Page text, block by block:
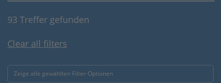
93 Treffer gefunden
Clear all filters
Zeige alle gewählten Filter-Optionen